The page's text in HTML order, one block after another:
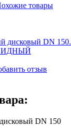
отзыв
DN 150